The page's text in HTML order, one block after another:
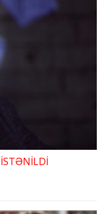
İSTƏNİLDİ